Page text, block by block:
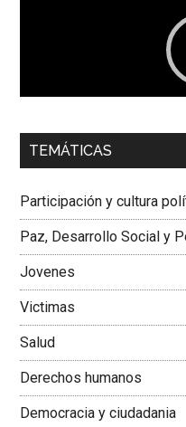
00:00
Dra. Carolina Corcho
Colombiana
TEMÁTICAS
Participación y cultura
Paz, Desarrollo Social y
Jovenes
Victimas
Salud
Derechos humanos
Democracia y ciudadania